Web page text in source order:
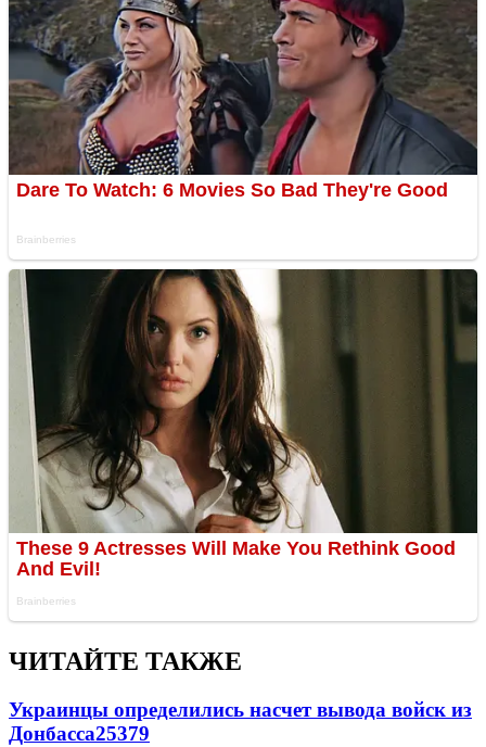
ЧИТАЙТЕ ТАКЖЕ
Украинцы определились насчет вывода войск из
Донбасса25379